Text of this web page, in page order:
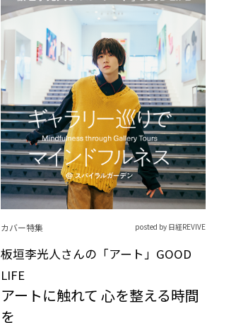
カバー特集 posted by 日経REVIVE
板垣李光人さんの「アート」GOOD
LIFE
アートに触れて 心を整える時間
を